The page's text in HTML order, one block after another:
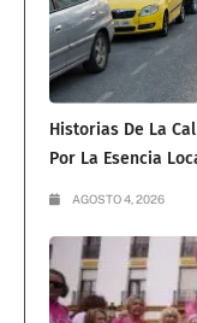
Historias De La
Por La Esencia
AGOSTO 4, 2026